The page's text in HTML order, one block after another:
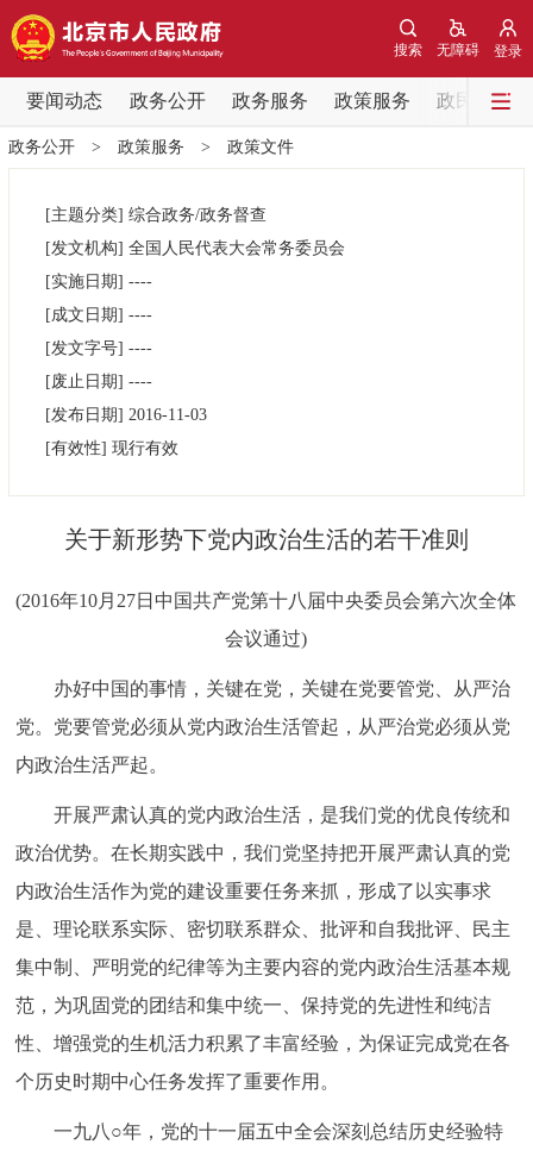
登录
无障碍
搜索
要闻动态 政务公开 政务服务 政策服务 政民互动
要闻动态
党中央精神 国务院信息
北京要闻 会议信息
政务公开
市领导
政策兑现 政策解读 回应关切
个人服务 法人服务 部门服务
便民服务
中介服务 阳光政务
政民互动
参与调查 在线访谈 图说互动
走进北京
北京概况 十六区概览 人文北京
政务公开> 政策服务 > 政策文件
[主题分类] 综合政务/政务督查
[发文机构] 全国人民代表大会常务委员会
[实施日期] ----
[成文日期] ----
[发文字号] ----
[废止日期] ----
[发布日期] 2016-11-03
[有效性] 现行有效
关于新形势下党内政治生活的若干准则
(2016年10月27日中国共产党第十八届中央委员会第六次全体
会议通过)
办好中国的事情，关键在党，关键在党要管党、从严治
党。党要管党必须从党内政治生活管起，从严治党必须从党
内政治生活严起。
开展严肃认真的党内政治生活，是我们党的优良传统和
政治优势。在长期实践中，我们党坚持把开展严肃认真的党
内政治生活作为党的建设重要任务来抓，形成了以实事求
是、理论联系实际、密切联系群众、批评和自我批评、民主
集中制、严明党的纪律等为主要内容的党内政治生活基本规
范，为巩固党的团结和集中统一、保持党的先进性和纯洁
性、增强党的生机活力积累了丰富经验，为保证完成党在各
个历史时期中心任务发挥了重要作用。
一九八○年，党的十一届五中全会深刻总结历史经验特